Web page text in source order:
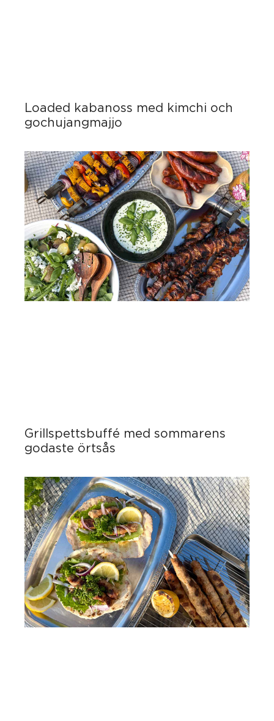
Loaded kabanoss med kimchi och
gochujangmajjo
Grillspettsbuffé med sommarens
godaste örtsås